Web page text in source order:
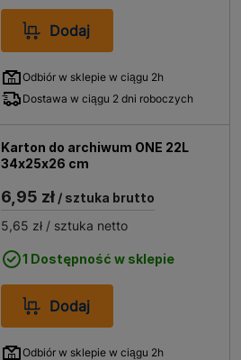
Dodaj
Odbiór w sklepie w ciągu 2h
Dostawa w ciągu 2 dni roboczych
Karton do archiwum ONE 22L
34x25x26 cm
6,95 zł / sztuka brutto
5,65 zł / sztuka netto
1 Dostępność w sklepie
Dodaj
Odbiór w sklepie w ciągu 2h